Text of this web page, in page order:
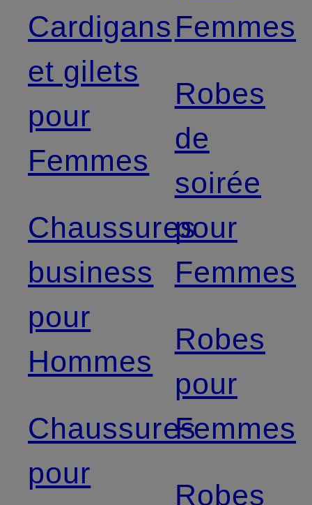
Cardigans
et gilets
pour
Femmes
Chaussures
business
pour
Hommes
Chaussures
pour
Femmes
Robes
de
soirée
pour
Femmes
Robes
pour
Femmes
Robes